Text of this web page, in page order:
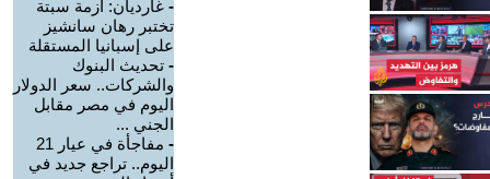
- غارديان: أزمة سبتة
تختبر رهان سانشيز
على إسبانيا المستقلة
- تحديث البنوك
والشركات.. سعر الدولار
اليوم في مصر مقابل
الجني ...
-
مفاجأة في عيار 21
اليوم.. تراجع جديد في